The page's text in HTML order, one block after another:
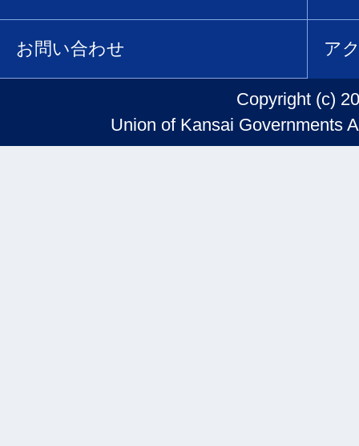
お問い合わせ ア
Copyright (c)
Union of Kansai Governments